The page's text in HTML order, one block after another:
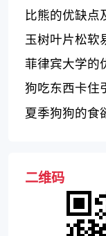
比熊的优缺点
玉树叶片松软
菲律宾大学的
狗吃东西卡住
夏季狗狗的食
二维码